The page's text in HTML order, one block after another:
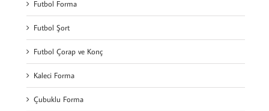
Futbol Forma
Futbol Şort
Futbol Çorap ve Konç
Kaleci Forma
Çubuklu Forma